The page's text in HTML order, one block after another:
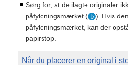
Sørg for, at de ilagte originaler
påfyldningsmærket (
). Hvis
påfyldningsmærket, kan der
papirstop.
Når du placerer en original i